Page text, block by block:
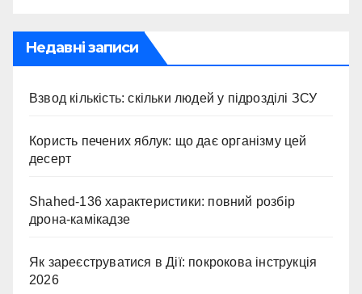
Недавні записи
Взвод кількість: скільки людей у підрозділі ЗСУ
Користь печених яблук: що дає організму цей
десерт
Shahed-136 характеристики: повний розбір
дрона-камікадзе
Як зареєструватися в Дії: покрокова інструкція
2026